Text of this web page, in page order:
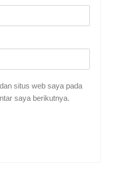
situs web saya pada
saya berikutnya.